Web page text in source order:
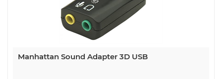
Manhattan Sound Adapter 3D USB